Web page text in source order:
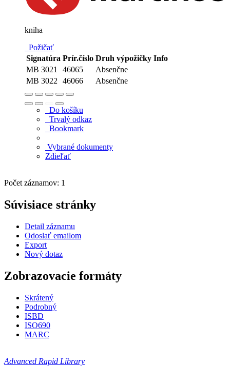
kniha
Požičať
Signatúra Prír.číslo Druh výpožičky Info
MB 3021
46065
Absenčne
MB 3022
46066 Absenčne
Do košíku
Trvalý odkaz
Bookmark
Vybrané dokumenty
Zdieľať
Počet záznamov: 1
Súvisiace stránky
Detail záznamu
Odoslať emailom
Export
Nový dotaz
Zobrazovacie formáty
Skrátený
Podrobný
ISBD
ISO690
MARC
Advanced Rapid Library